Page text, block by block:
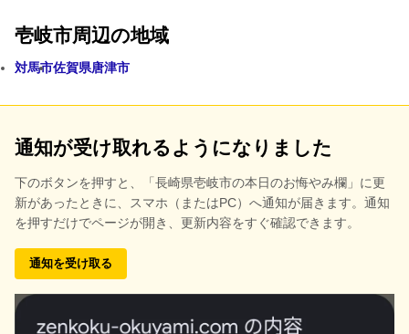
壱岐市周辺の地域
対馬市佐賀県唐津市
通知が受け取れるようになりました
下のボタンを押すと、
「長崎県壱岐市の本日のお悔やみ欄」に更
新があったときに、スマホ（またはPC）へ通知が届きます。通知
を押すだけでページが開き、更新内容をすぐ確認できます。
通知を受け取る